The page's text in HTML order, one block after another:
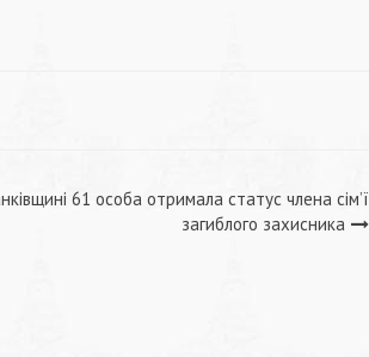
61 особа отримала статус члена сім’ї
загиблого захисника